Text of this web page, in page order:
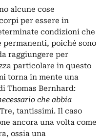
alcune cose
per essere in
condizioni che
permanenti, poiché sono
raggiungere per
particolare in questo
torna in mente una
Thomas Bernhard:
che abbia
tantissimi. Il caso
ancora una volta come
ossia una